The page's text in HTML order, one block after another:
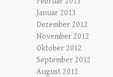
Januar 2013
Dezember 2012
November 2012
Oktober 2012
September 2012
August 2012